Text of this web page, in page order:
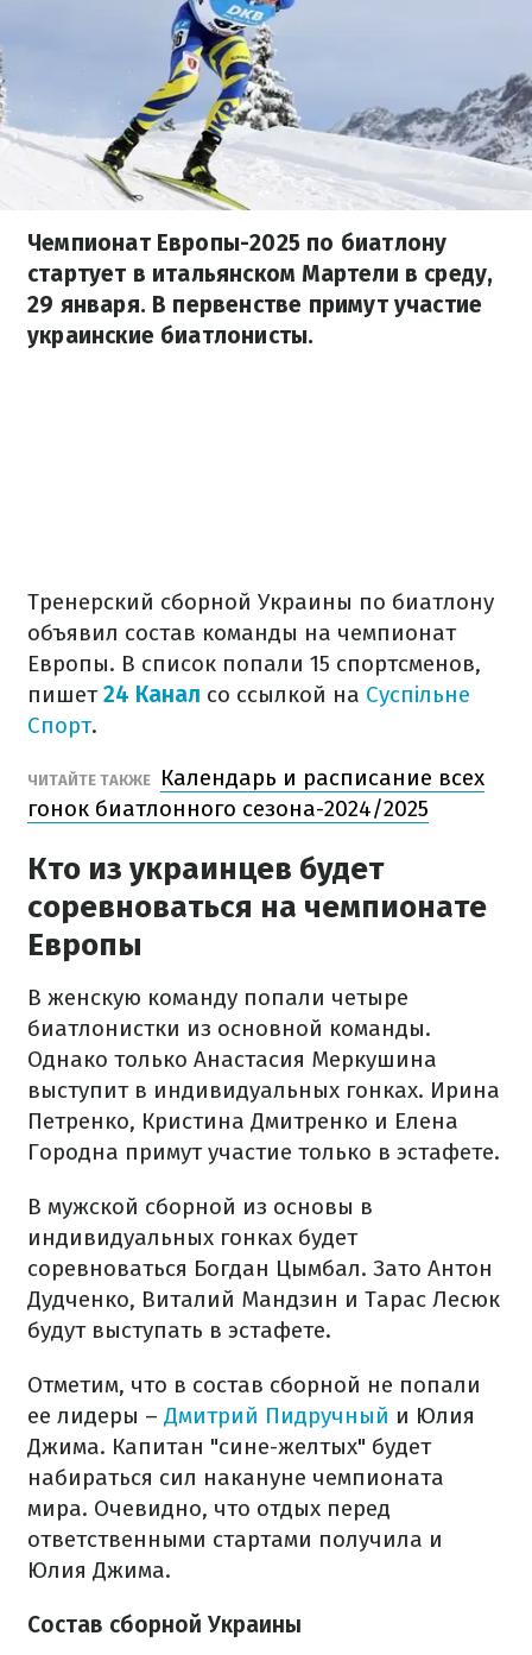
Чемпионат Европы-2025 по биатлону
стартует в итальянском Мартели в среду,
29 января. В первенстве примут участие
украинские биатлонисты.
Тренерский сборной Украины по биатлону
объявил состав команды на чемпионат
Европы. В список попали 15 спортсменов,
пишет24 Канал со ссылкой на Суспільне
Спорт.
ЧИТАЙТЕ ТАКЖЕ
Календарь и расписание всех
гонок биатлонного сезона-2024/2025
Кто из украинцев будет
соревноваться на чемпионате
Европы
В женскую команду попали четыре
биатлонистки из основной команды.
Однако только Анастасия Меркушина
выступит в индивидуальных гонках. Ирина
Петренко, Кристина Дмитренко и Елена
Городна примут участие только в эстафете.
В мужской сборной из основы в
индивидуальных гонках будет
соревноваться Богдан Цымбал. Зато Антон
Дудченко, Виталий Мандзин и Тарас Лесюк
будут выступать в эстафете.
Отметим, что в состав сборной не попали
ее лидеры – Дмитрий Пидручный и Юлия
Джима. Капитан "сине-желтых" будет
набираться сил накануне чемпионата
мира. Очевидно, что отдых перед
ответственными стартами получила и
Юлия Джима.
Состав сборной Украины